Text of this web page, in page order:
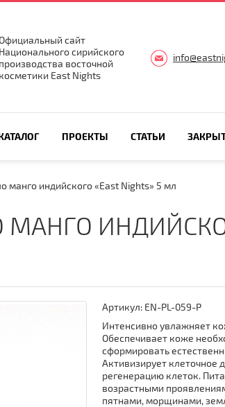
сайт
Национального сирийского
производства восточной
косметики East Nights
ПРОЕКТЫ СТАТЬИ
манго индийского «East Nights» 5 мл
Артикул: EN-PL-059-P
Интенсивно увлажняет
Обеспечивает коже
сформировать
Активизирует клеточное
регенерацию клеток.
возрастными
пятнами, морщинами,